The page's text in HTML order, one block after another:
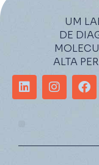
UM
DE
ALTA